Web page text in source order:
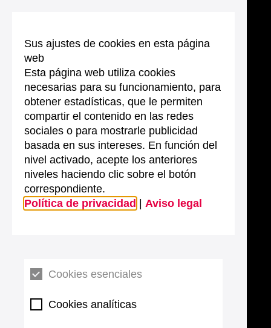
Sus ajustes de cookies en esta página
web
Esta página web utiliza cookies
necesarias para su funcionamiento, para
obtener estadísticas, que le permiten
compartir el contenido en las redes
sociales o para mostrarle publicidad
basada en sus intereses. En función del
nivel activado, acepte los anteriores
niveles haciendo clic sobre el botón
correspondiente.
Política de privacidad
Aviso legal
Cookies esenciales
Cookies analíticas